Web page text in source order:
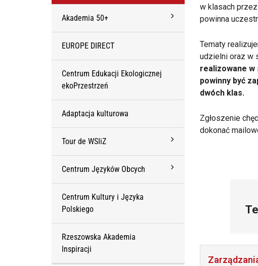
Akademia 50+
EUROPE DIRECT
Centrum Edukacji Ekologicznej
ekoPrzestrzeń
Adaptacja kulturowa
Tour de WSIiZ
Centrum Języków Obcych
Centrum Kultury i Języka
Polskiego
Rzeszowska Akademia
Inspiracji
w klasach
powinna
Tematy
udzielni oraz w
realizowane w
powinny być
dwóch klas.
Zgłoszenie
dokonać